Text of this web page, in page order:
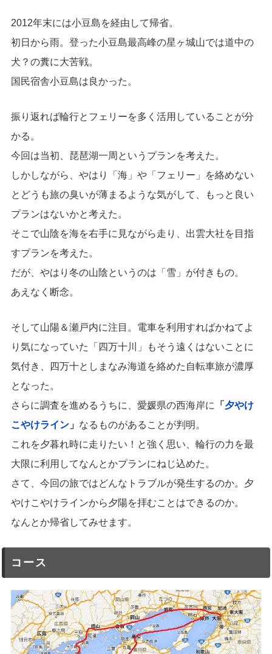
2012年末には小豆島を経由して帰省。
初日から雨。登った小豆島最高峰の星ヶ城山では道中の
犬？の糞に大苦戦。
国民宿舎小豆島は良かった。
振り返れば輪行とフェリーを多く活用していることが分
かる。
今回は当初、琵琶湖一周というプランを考えた。
しかしながら、やはり「海」や「フェリー」を絡めない
とどうも旅の臭いが薄まるような気がして、もっと良い
プランはないかと考えた。
そこで山陰を海を右手に見ながら走り、出雲大社を目指
すプランを考えた。
だが、やはり冬の山陰というのは「雪」が付きもの。
あえなく断念。
そして山陽＆瀬戸内に注目。電車を利用すればかねてよ
り気になっていた「四万十川」もそう遠くはないことに
気付き、四万十としまなみ海道を絡めた自転車旅が濃厚
となった。
さらに調査を進めるうちに、愛媛県の西海岸に
「 夕やけ
こやけライン 」 なるものがあることが判明。
これを夕暮れ時に走りたい！と強く思い、輪行の力を最
大限に利用してなんとかプランにねじ込めた。
さて、今回の旅ではどんなトラブルが発生するのか。夕
やけこやけラインから夕陽を拝むことはできるのか。
なんとか帰省してみせます。
コース